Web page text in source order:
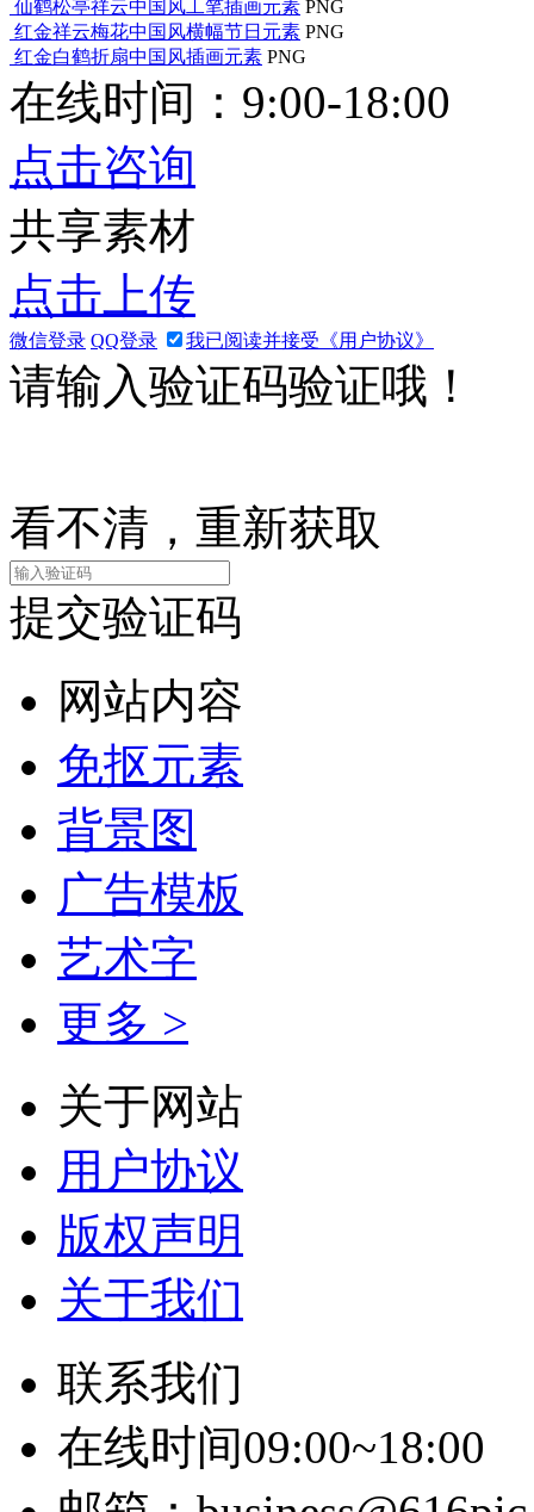
仙鹤松亭祥云中国风工笔插画元素 PNG
红金祥云梅花中国风横幅节日元素 PNG
红金白鹤折扇中国风插画元素 PNG
在线时间：9:00-18:00
点击咨询
共享素材
点击上传
微信登录 QQ登录 我已阅读并接受《用户协议》
请输入验证码验证哦！
看不清，重新获取
提交验证码
网站内容
免抠元素
背景图
广告模板
艺术字
更多 >
关于网站
用户协议
版权声明
关于我们
联系我们
在线时间09:00~18:00